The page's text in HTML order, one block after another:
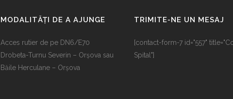
MODALITĂȚI DE A AJUNGE
Acces rutier de pe DN6/E70
Drobeta-Turnu Severin – Orșova sau
Băile Herculane – Orșova
TRIMITE-NE UN MESAJ
[contact-form-7 id="557"
Spital"]